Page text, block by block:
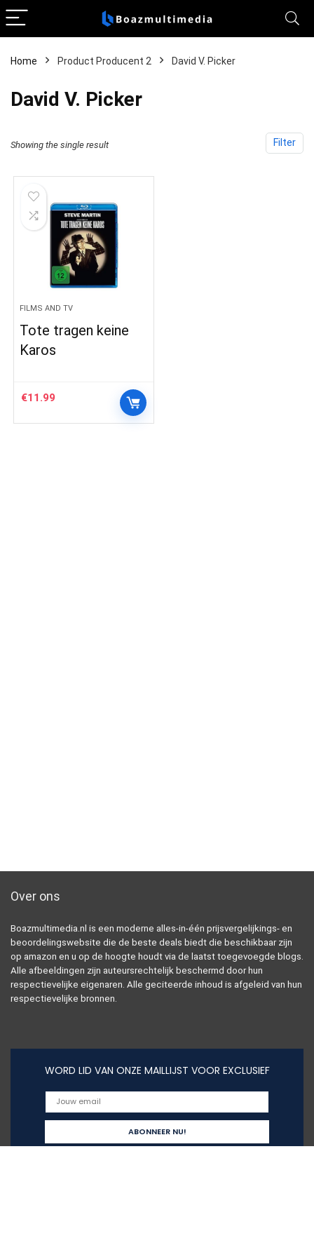
Home Product Producent 2 David V. Picker
David V. Picker
Filter
Showing the single result
FILMS AND TV
Tote tragen keine
Karos
€11.99
Over ons
Boazmultimedia.nl is een moderne alles-in-één prijsvergelijkings- en
beoordelingswebsite die de beste deals biedt die beschikbaar zijn
op amazon en u op de hoogte houdt via de laatst toegevoegde blogs.
Alle afbeeldingen zijn auteursrechtelijk beschermd door hun
respectievelijke eigenaren. Alle geciteerde inhoud is afgeleid van hun
respectievelijke bronnen.
WORD LID VAN ONZE MAILLIJST VOOR EXCLUSIEF